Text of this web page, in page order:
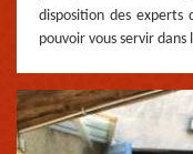
disposition des experts
pouvoir vous servir